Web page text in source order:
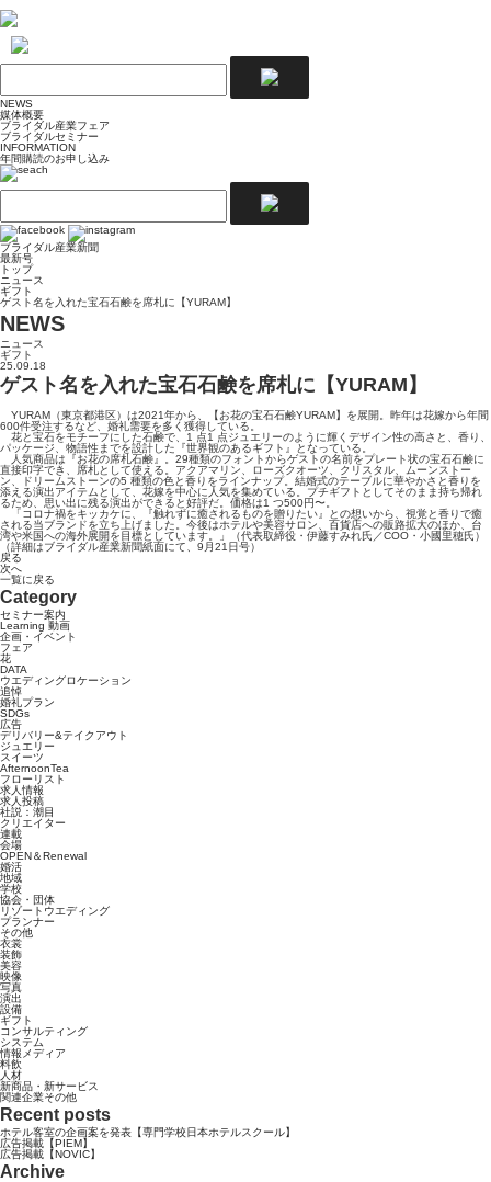
NEWS
媒体概要
ブライダル産業フェア
ブライダルセミナー
INFORMATION
年間購読のお申し込み
ブライダル産業新聞
最新号
トップ
ニュース
ギフト
ゲスト名を入れた宝石石鹸を席札に【YURAM】
NEWS
ニュース
ギフト
25.09.18
ゲスト名を入れた宝石石鹸を席札に【YURAM】
YURAM（東京都港区）は2021年から、【お花の宝石石鹸YURAM】を展開。昨年は花嫁から年間
600件受注するなど、婚礼需要を多く獲得している。
花と宝石をモチーフにした石鹸で、1 点1 点ジュエリーのように輝くデザイン性の高さと、香り、
パッケージ、物語性までを設計した『世界観のあるギフト』となっている。
人気商品は『お花の席札石鹸』。29種類のフォントからゲストの名前をプレート状の宝石石鹸に
直接印字でき、席札として使える。アクアマリン、ローズクオーツ、クリスタル、ムーンストー
ン、ドリームストーンの5 種類の色と香りをラインナップ。結婚式のテーブルに華やかさと香りを
添える演出アイテムとして、花嫁を中心に人気を集めている。プチギフトとしてそのまま持ち帰れ
るため、思い出に残る演出ができると好評だ。価格は1 つ500円〜。
「コロナ禍をキッカケに、『触れずに癒されるものを贈りたい』との想いから、視覚と香りで癒
される当ブランドを立ち上げました。今後はホテルや美容サロン、百貨店への販路拡大のほか、台
湾や米国への海外展開を目標としています。」（代表取締役・伊藤すみれ氏／COO・小國里穂氏）
（詳細はブライダル産業新聞紙面にて、9月21日号）
戻る
次へ
一覧に戻る
Category
セミナー案内
Learning 動画
企画・イベント
フェア
花
DATA
ウエディングロケーション
追悼
婚礼プラン
SDGs
広告
デリバリー&テイクアウト
ジュエリー
スイーツ
AfternoonTea
フローリスト
求人情報
求人投稿
社説：潮目
クリエイター
連載
会場
OPEN＆Renewal
婚活
地域
学校
協会・団体
リゾートウエディング
プランナー
その他
衣裳
装飾
美容
映像
写真
演出
設備
ギフト
コンサルティング
システム
情報メディア
料飲
人材
新商品・新サービス
関連企業その他
Recent posts
ホテル客室の企画案を発表【専門学校日本ホテルスクール】
広告掲載【PIEM】
広告掲載【NOVIC】
Archive